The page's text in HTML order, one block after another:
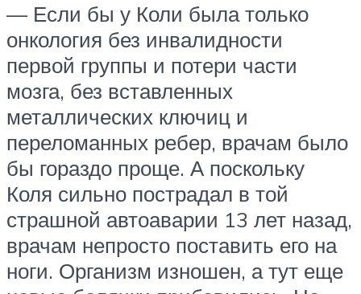
— Если бы у Коли была только
онкология без инвалидности
первой группы и потери части
мозга, без вставленных
металлических ключиц и
переломанных ребер, врачам было
бы гораздо проще. А поскольку
Коля сильно пострадал в той
страшной автоаварии 13 лет назад,
врачам непросто поставить его на
ноги. Организм изношен, а тут еще